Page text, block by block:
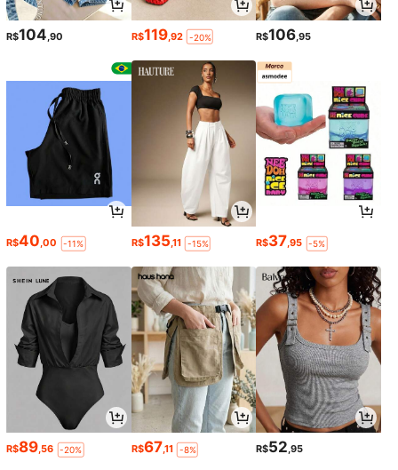
R$104 ,90 R$119,92 -20% R$106 ,95
R$40,00 -11% R$135,11 -15% R$37,95 -5%
R$89,56 -20% R$67,11 -8% R$52,95